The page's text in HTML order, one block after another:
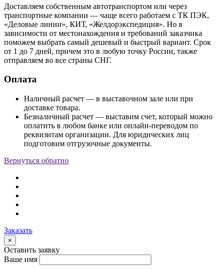
Доставляем собственным автотранспортом или через
транспортные компании — чаще всего работаем с ТК ПЭК,
«Деловые линии», КИТ, «Желдорэкспедиция». Но в
зависимости от местонахождения и требований заказчика
поможем выбрать самый дешевый и быстрый вариант. Срок
от 1 до 7 дней, причем это в любую точку России, также
отправляем во все страны СНГ.
Оплата
Наличный расчет — в выставочном зале или при
доставке товара.
Безналичный расчет — выставим счет, который можно
оплатить в любом банке или онлайн-переводом по
реквизитам организации. Для юридических лиц
подготовим отгрузочные документы.
Вернуться обратно
Заказать
×
Оставить заявку
Ваше имя